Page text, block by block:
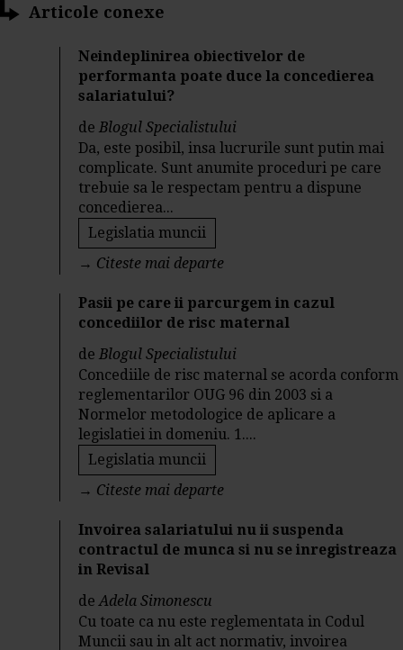
Articole conexe
Neindeplinirea obiectivelor de
performanta poate duce la concedierea
salariatului?
deBlogul Specialistului
Da, este posibil, insa lucrurile sunt putin mai
complicate. Sunt anumite proceduri pe care
trebuie sa le respectam pentru a dispune
concedierea...
Legislatia muncii
→ Citeste mai departe
Pasii pe care ii parcurgem in cazul
concediilor de risc maternal
deBlogul Specialistului
Concediile de risc maternal se acorda conform
reglementarilor OUG 96 din 2003 si a
Normelor metodologice de aplicare a
legislatiei in domeniu. 1....
Legislatia muncii
→ Citeste mai departe
Invoirea salariatului nu ii suspenda
contractul de munca si nu se inregistreaza
in Revisal
deAdela Simonescu
Cu toate ca nu este reglementata in Codul
Muncii sau in alt act normativ, invoirea